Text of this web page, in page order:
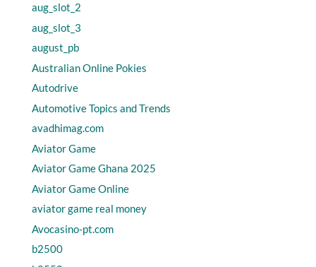
aug_slot_2
aug_slot_3
august_pb
Australian Online Pokies
Autodrive
Automotive Topics and Trends
avadhimag.com
Aviator Game
Aviator Game Ghana 2025
Aviator Game Online
aviator game real money
Avocasino-pt.com
b2500